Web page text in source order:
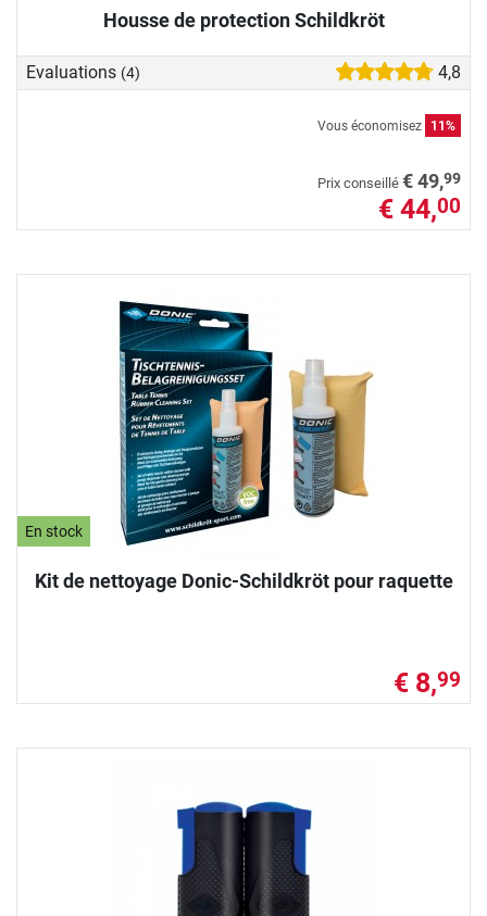
Housse de protection Schildkröt
Evaluations (4) 4,8
Vous économisez 11%
Prix conseillé € 49,99
€ 44,00
En stock
Kit de nettoyage Donic-Schildkröt pour raquette
€ 8,99